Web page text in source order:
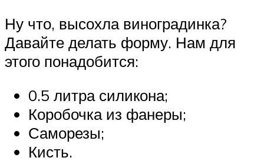
Ну что, высохла виноградинка?
Давайте делать форму. Нам для
этого понадобится:
0.5 литра силикона;
Коробочка из фанеры;
Саморезы;
Кисть.